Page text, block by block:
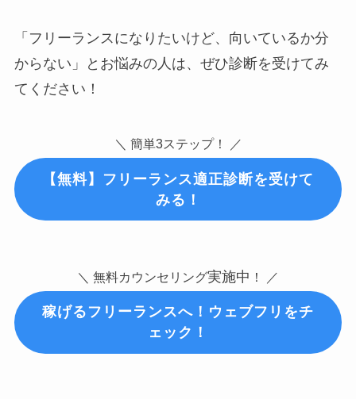
「フリーランスになりたいけど、向いているか分
からない」とお悩みの人は、ぜひ診断を受けてみ
てください！
＼ 簡単3ステップ！ ／
【無料】 フリーランス適正診断を受けて
みる！
＼ 無料カウンセリング実施中 ！ ／
稼げるフリーランスへ！ウェブフリをチ
ェック！